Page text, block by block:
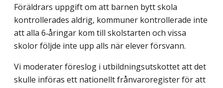
Föräldrars uppgift om att barnen bytt skola
kontrollerades aldrig, kommuner kontrollerade inte
att alla 6‑åringar kom till skolstarten och vissa
skolor följde inte upp alls när elever försvann.
Vi moderater föreslog i utbildningsutskottet att det
skulle införas ett nationellt frånvaroregister för att